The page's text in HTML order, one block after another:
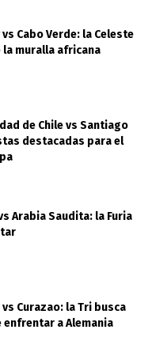
Cabo Verde: la Celeste
muralla africana
de Chile vs Santiago
destacadas para el
Arabia Saudita: la Furia
Curazao: la Tri busca
a Alemania